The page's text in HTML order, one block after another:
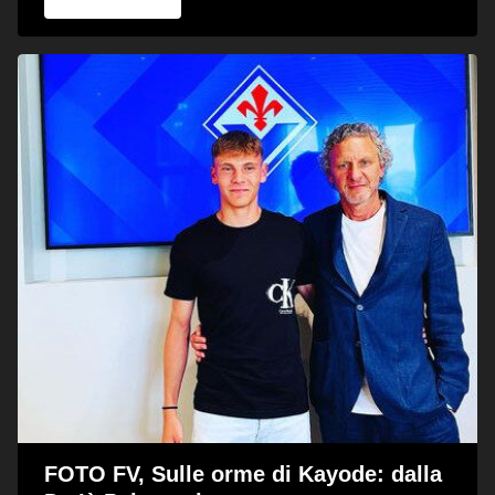
FOTO FV, Sulle orme di Kayode: dalla